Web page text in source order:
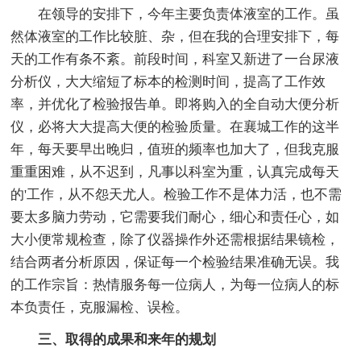
在领导的安排下，今年主要负责体液室的工作。虽
然体液室的工作比较脏、杂，但在我的合理安排下，每
天的工作有条不紊。前段时间，科室又新进了一台尿液
分析仪，大大缩短了标本的检测时间，提高了工作效
率，并优化了检验报告单。即将购入的全自动大便分析
仪，必将大大提高大便的检验质量。在襄城工作的这半
年，每天要早出晚归，值班的频率也加大了，但我克服
重重困难，从不迟到，凡事以科室为重，认真完成每天
的'工作，从不怨天尤人。检验工作不是体力活，也不需
要太多脑力劳动，它需要我们耐心，细心和责任心，如
大小便常规检查，除了仪器操作外还需根据结果镜检，
结合两者分析原因，保证每一个检验结果准确无误。我
的工作宗旨：热情服务每一位病人，为每一位病人的标
本负责任，克服漏检、误检。
三、取得的成果和来年的规划